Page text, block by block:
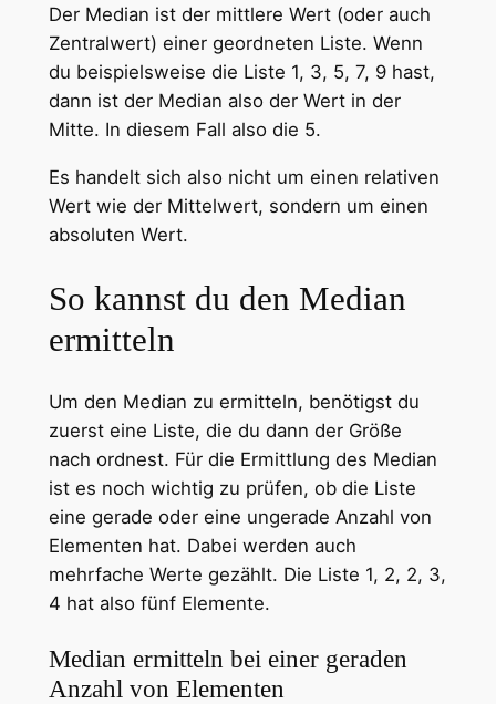
Der Median ist der mittlere Wert (oder auch
Zentralwert) einer geordneten Liste. Wenn
du beispielsweise die Liste 1, 3, 5, 7, 9 hast,
dann ist der Median also der Wert in der
Mitte. In diesem Fall also die 5.
Es handelt sich also nicht um einen relativen
Wert wie der Mittelwert, sondern um einen
absoluten Wert.
So kannst du den Median
ermitteln
Um den Median zu ermitteln, benötigst du
zuerst eine Liste, die du dann der Größe
nach ordnest. Für die Ermittlung des Median
ist es noch wichtig zu prüfen, ob die Liste
eine gerade oder eine ungerade Anzahl von
Elementen hat. Dabei werden auch
mehrfache Werte gezählt. Die Liste 1, 2, 2, 3,
4 hat also fünf Elemente.
Median ermitteln bei einer geraden
Anzahl von Elementen